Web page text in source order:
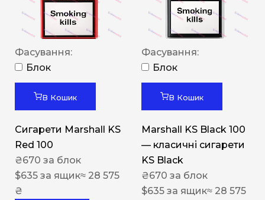
Фасування:
Блок
В Кошик
Сигарети Marshall KS
Red 100
₴670 за блок
$635 за ящик≈ 28 575
₴
Фасування:
Блок
В Кошик
Marshall KS Black 100
— класичні сигарети
KS Black
₴670 за блок
$635 за ящик≈ 28 575